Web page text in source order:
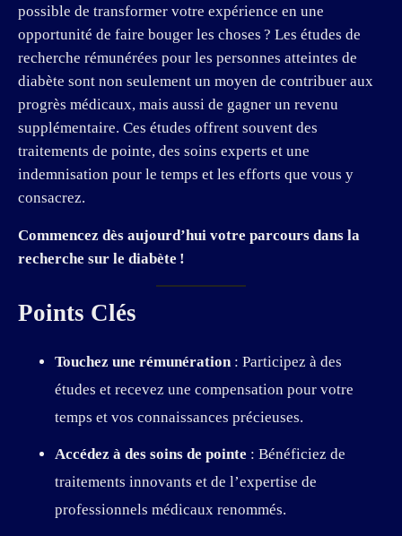
possible de transformer votre expérience en une
opportunité de faire bouger les choses ? Les études de
recherche rémunérées pour les personnes atteintes de
diabète sont non seulement un moyen de contribuer aux
progrès médicaux, mais aussi de gagner un revenu
supplémentaire. Ces études offrent souvent des
traitements de pointe, des soins experts et une
indemnisation pour le temps et les efforts que vous y
consacrez.
Commencez dès aujourd’hui votre parcours dans la
recherche sur le diabète !
Points Clés
Touchez une rémunération: Participez à des
études et recevez une compensation pour votre
temps et vos connaissances précieuses.
Accédez à des soins de pointe : Bénéficiez de
traitements innovants et de l’expertise de
professionnels médicaux renommés.